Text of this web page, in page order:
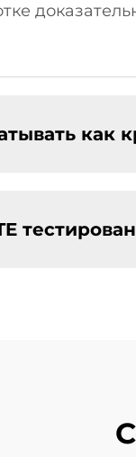
как